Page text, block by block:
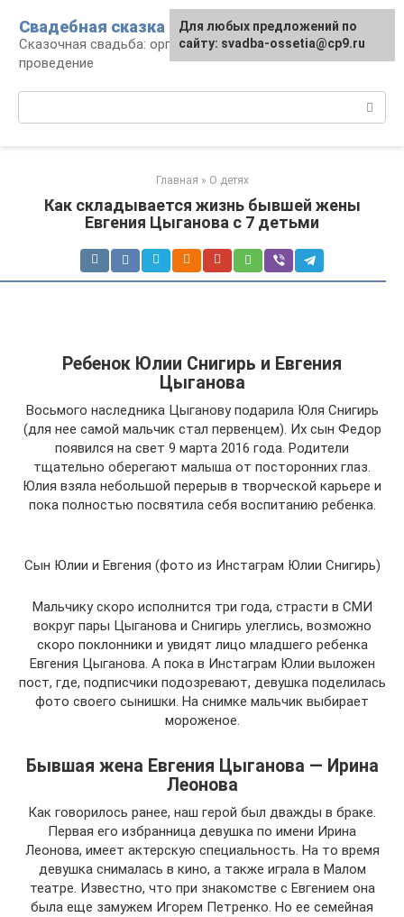
контенту
Свадебная сказка
Сказочная свадьба: организация и
проведение
Главная » О детях
Как складывается жизнь бывшей жены
Евгения Цыганова с 7 детьми
Ребенок Юлии Снигирь и Евгения
Цыганова
Восьмого наследника Цыганову подарила Юля Снигирь
(для нее самой мальчик стал первенцем). Их сын Федор
появился на свет 9 марта 2016 года. Родители
тщательно оберегают малыша от посторонних глаз.
Юлия взяла небольшой перерыв в творческой карьере и
пока полностью посвятила себя воспитанию ребенка.
Сын Юлии и Евгения (фото из Инстаграм Юлии Снигирь)
Мальчику скоро исполнится три года, страсти в СМИ
вокруг пары Цыганова и Снигирь улеглись, возможно
скоро поклонники и увидят лицо младшего ребенка
Евгения Цыганова. А пока в Инстаграм Юлии выложен
пост, где, подписчики подозревают, девушка поделилась
фото своего сынишки. На снимке мальчик выбирает
мороженое.
Бывшая жена Евгения Цыганова — Ирина
Леонова
Как говорилось ранее, наш герой был дважды в браке.
Первая его избранница девушка по имени Ирина
Леонова, имеет актерскую специальность. На то время
девушка снималась в кино, а также играла в Малом
театре. Известно, что при знакомстве с Евгением она
была еще замужем Игорем Петренко. Но ее семейная
Для любых предложений по
сайту: svadba-ossetia@cp9.ru